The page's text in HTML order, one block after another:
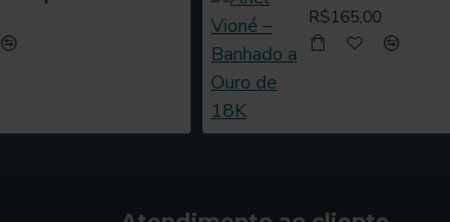
R$165,00